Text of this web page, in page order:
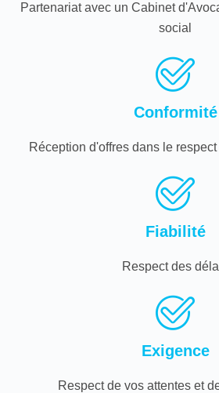
Partenariat avec un Cabinet
social
Conformité
Réception d'offres dans le
Fiabilité
Respect des
Exigence
Respect de vos attentes et